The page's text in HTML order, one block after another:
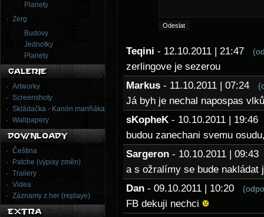
Planety
Zerg
Budovy
Jednotky
Planety
Artworky
Screenshoty
Skládačka - Kanón mariňáka
Wallpapery
Čeština
Patche (výpisy změn)
Trailery
Videa
Záznamy z her (replaye)
Teqini - 12.10.2011 | 21:47
zerlingove je sezerou
Markus - 11.10.2011 | 07:24
Já byh je nechal napospas
sKopheK - 10.10.2011 |
budou zanechani svemu
Sargeron - 10.10.2011 |
a s ožralímy se bude
Dan - 09.10.2011 | 10:20
FB dekuji nechci